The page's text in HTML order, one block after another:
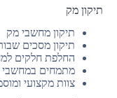
תיקון מק
תיקון מחשבי מק
תיקון מסכים
החלפת חלקים
מתמחים במחשבי
צוות מקצועי